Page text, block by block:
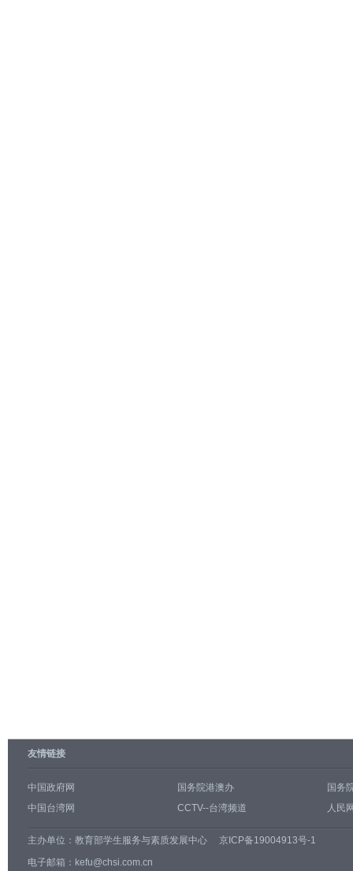
友情链接
中国政府网 国务院港澳办
国务
中国台湾网
CCTV--台湾频道 人民
主办单位： 教育部学生服务与素质发展中心
京ICP备19004913号-1
电子邮箱：kefu@chsi.com.cn